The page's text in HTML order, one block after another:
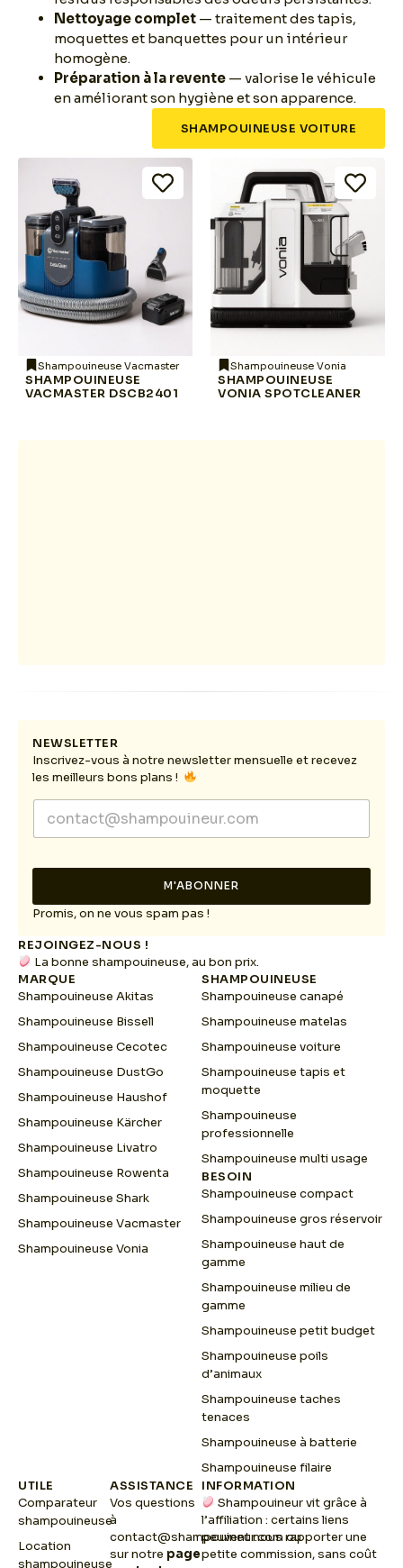
Nettoyage complet — traitement des tapis,
moquettes et banquettes pour un intérieur
homogène.
Préparation à la revente — valorise le véhicule
en améliorant son hygiène et son apparence.
SHAMPOUINEUSE VOITURE
Shampouineuse Vacmaster
SHAMPOUINEUSE
VACMASTER DSCB2401
Shampouineuse Vonia
SHAMPOUINEUSE
VONIA SPOTCLEANER
NEWSLETTER
Inscrivez-vous à notre newsletter mensuelle et recevez
les meilleurs bons plans !
a
l
E
m
a
i
E
a
l
M'ABONNER
Promis, on ne vous spam pas !
REJOINGEZ-NOUS !
La bonne shampouineuse, au bon prix.
MARQUE
Shampouineuse Akitas
Shampouineuse Bissell
Shampouineuse Cecotec
Shampouineuse DustGo
Shampouineuse Haushof
Shampouineuse Kärcher
Shampouineuse Livatro
Shampouineuse Rowenta
Shampouineuse Shark
Shampouineuse Vacmaster
Shampouineuse Vonia
SHAMPOUINEUSE
Shampouineuse canapé
Shampouineuse matelas
Shampouineuse voiture
Shampouineuse tapis et
moquette
Shampouineuse
professionnelle
Shampouineuse multi usage
BESOIN
Shampouineuse compact
Shampouineuse gros réservoir
Shampouineuse haut de
gamme
Shampouineuse milieu de
gamme
Shampouineuse petit budget
Shampouineuse poils
d’animaux
Shampouineuse taches
tenaces
Shampouineuse à batterie
Shampouineuse filaire
UTILE
Comparateur
shampouineuse
Location
shampouineuse
ASSISTANCE
Vos questions
à
contact@shampouineur.comou
sur notre page
INFORMATION
Shampouineur vit grâce à
l’affiliation : certains liens
peuvent nous rapporter une
petite commission, sans coût